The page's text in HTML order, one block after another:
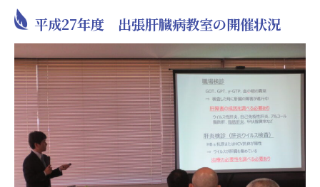
平成27年度 出張肝臓病教室の開催状況